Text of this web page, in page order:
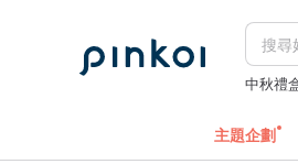
中秋禮
主題企劃